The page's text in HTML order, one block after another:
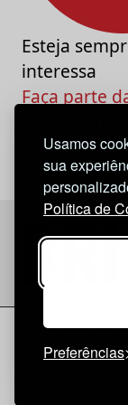
Usamos
sua
Política de
Preferências
Esteja
interessa
Faça parte
Política de